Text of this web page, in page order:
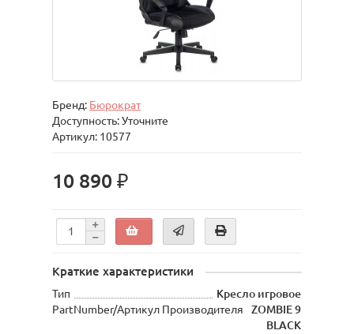
Бренд: Бюрократ
Доступность: Уточните
Артикул: 10577
10 890 ₽
Краткие характеристики
Тип
Кресло игровое
PartNumber/Артикул Производителя
ZOMBIE 9
BLACK